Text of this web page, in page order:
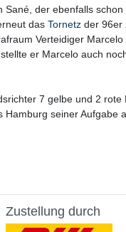
der ebenfalls
das Tornetz der 96er
Verteidiger
er Marcelo auch
7 gelbe und 2
seiner Aufgabe
Zustellung durch